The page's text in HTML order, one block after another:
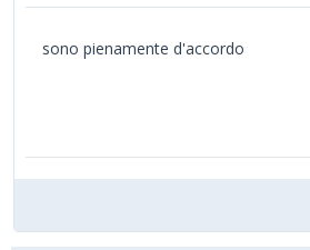
sono pienamente d'accordo